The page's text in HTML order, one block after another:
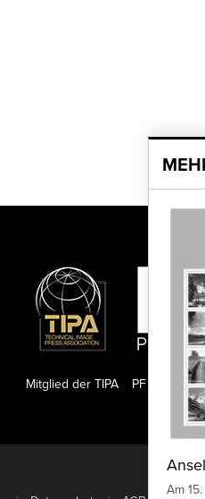
Am
PF
Mitglied der TIPA
Nach